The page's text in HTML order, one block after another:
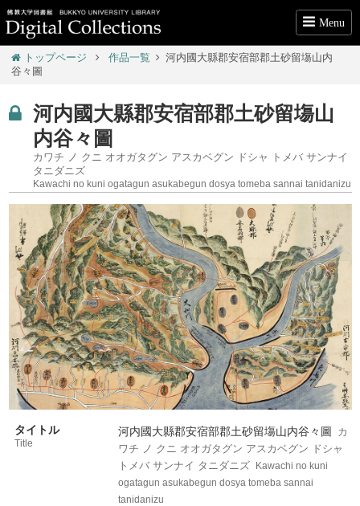
Menu
トップページ 作品一覧
河内國大縣郡安宿部郡土砂留塲山内
谷々圖
河内國大縣郡安宿部郡土砂留塲山
内谷々圖
カワチ ノ クニ オオガタグン アスカベグン ドシャ トメバ サンナイ
タニダニズ
Kawachi no kuni ogatagun asukabegun dosya tomeba sannai tanidanizu
タイトル
Title
河内國大縣郡安宿部郡土砂留塲山内谷々圖
カ
ワチ ノ クニ オオガタグン アスカベグン ドシャ
トメバ サンナイ タニダニズ Kawachi no kuni
ogatagun asukabegun dosya tomeba sannai
tanidanizu